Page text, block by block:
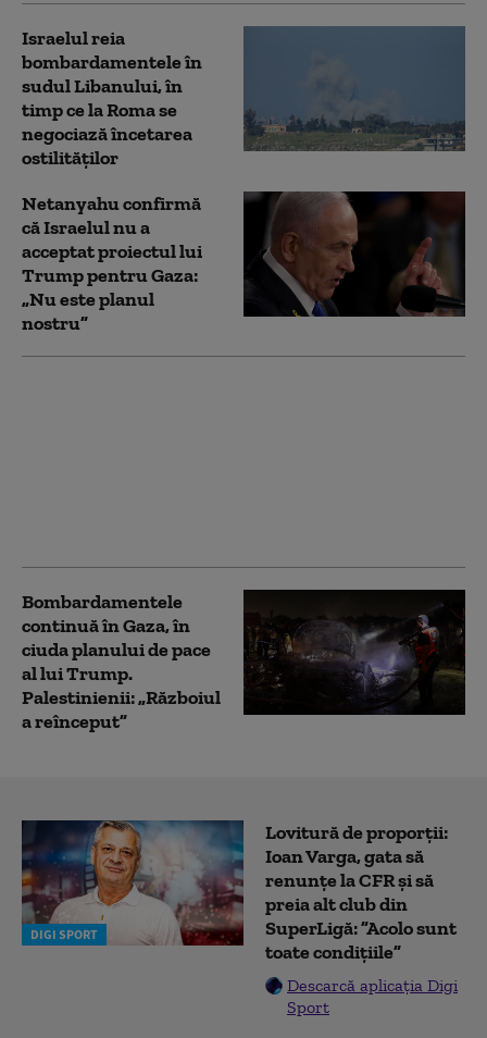
Israelul reia
bombardamentele în
sudul Libanului, în
timp ce la Roma se
negociază încetarea
ostilităților
Netanyahu confirmă
că Israelul nu a
acceptat proiectul lui
Trump pentru Gaza:
„Nu este planul
nostru”
Bombardamentele
continuă în Gaza, în
ciuda planului de pace
al lui Trump.
Palestinienii: „Războiul
a reînceput”
DIGI SPORT
Lovitură de proporții:
Ioan Varga, gata să
renunțe la CFR și să
preia alt club din
SuperLigă: ”Acolo sunt
toate condițiile”
Descarcă aplicația Digi
Sport